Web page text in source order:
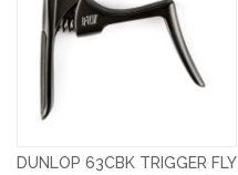
DUNLOP 63CBK TRIGGER FLY